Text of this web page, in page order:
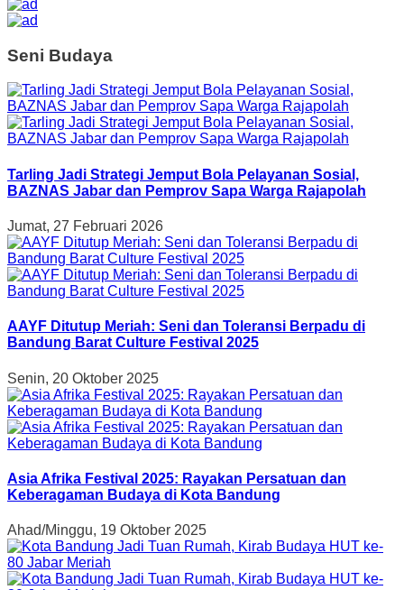
Seni Budaya
Tarling Jadi Strategi Jemput Bola Pelayanan Sosial,
BAZNAS Jabar dan Pemprov Sapa Warga Rajapolah
Jumat, 27 Februari 2026
AAYF Ditutup Meriah: Seni dan Toleransi Berpadu di
Bandung Barat Culture Festival 2025
Senin, 20 Oktober 2025
Asia Afrika Festival 2025: Rayakan Persatuan dan
Keberagaman Budaya di Kota Bandung
Ahad/Minggu, 19 Oktober 2025